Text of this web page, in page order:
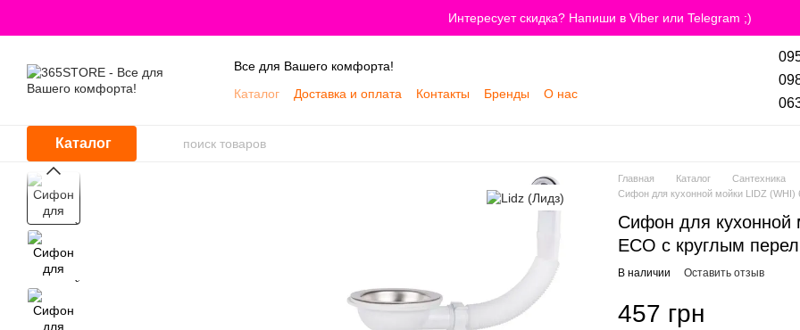
Интересует скидка? Напиши в Viber или Telegram ;)
Все для Вашего комфорта!
Каталог
Доставка и оплата Контакты Бренды О нас
Каталог
Главная Каталог
Сантехника
Сифон для кухонной мойки LIDZ
Сифон для кухонной
ECO с круглым
В наличии Оставить отзыв
457 грн